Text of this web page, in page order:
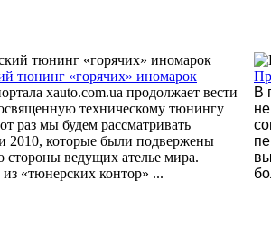
тюнинг «горячих» иномарок
xauto.com.ua продолжает вести
техническому тюнингу
раз мы будем рассматривать
2010, которые были подвержены
стороны ведущих ателье мира.
«тюнерских контор» ...
В